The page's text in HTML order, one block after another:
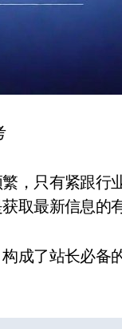
，只有紧跟行
取最新信息的
成了站长必备